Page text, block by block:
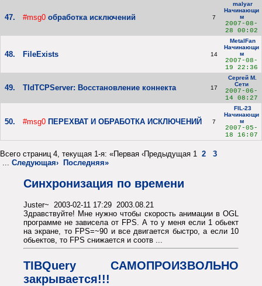
47. #msg0 обработка исключений 7
malyar
Начинающи
м
2007-08-
28 00:02
48. FileExists 14
MetalFan
Начинающи
м
2007-08-
19 22:36
49. TIdTCPServer: Восстановление коннекта 17
Сергей М.
Сети
2007-06-
14 08:27
50. #msg0 ПЕРЕХВАТ И ОБРАБОТКА ИСКЛЮЧЕНИЙ 7
FIL-23
Начинающи
м
2007-05-
18 16:07
Всего страниц 4, текущая 1-я: «Первая ‹Предыдущая 1 2
3
... Следующая› Последняя»
Синхронизация по времени
Juster~ 2003-02-11 17:29 2003.08.21
Здравствуйте! Мне нужно чтобы скорость анимации в OGL
программе не зависела от FPS. А то у меня если 1 обьект
на экране, то FPS=~90 и все двигается быстро, а если 10
обьектов, то FPS снижается и соотв ...
TIBQuery САМОПРОИЗВОЛЬНО
закрывается!!!